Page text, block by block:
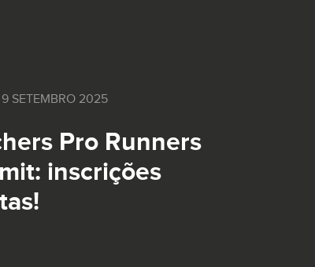
9 SETEMBRO 2025
Pro Runners
inscrições